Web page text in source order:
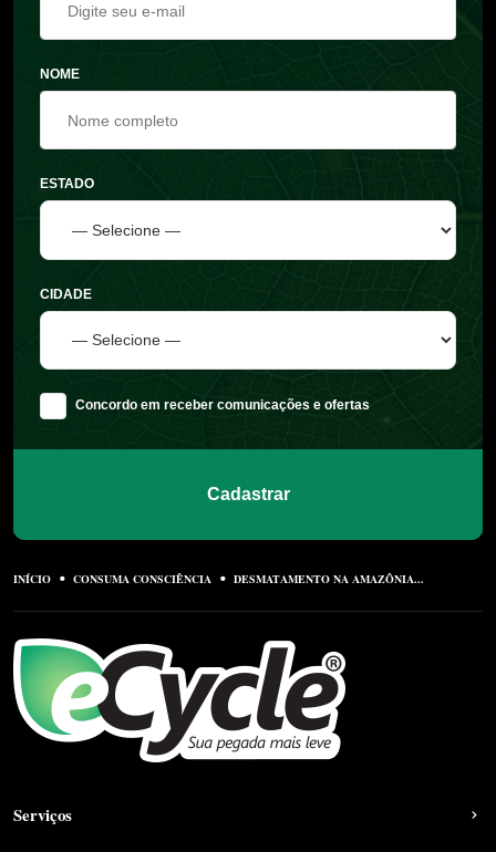
NOME
ESTADO
CIDADE
Concordo em receber comunicações e ofertas
Cadastrar
INÍCIO CONSUMA CONSCIÊNCIA DESMATAMENTO NA AMAZÔNIA...
Serviços